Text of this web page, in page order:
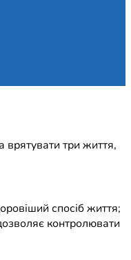
врятувати три життя,
спосіб життя;
контролювати